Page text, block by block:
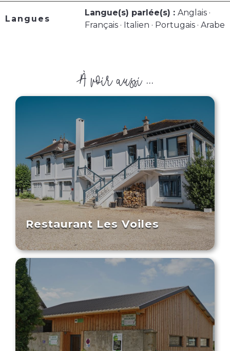
Langues
Langue(s) parlée(s) : Anglais ·
Français · Italien · Portugais · Arabe
À voir aussi ...
Restaurant Les Voiles